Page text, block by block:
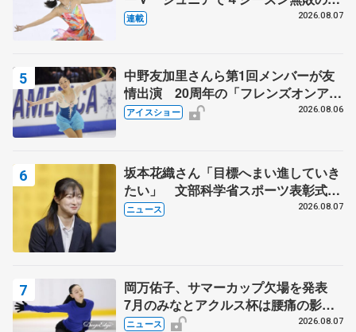
田麻央
連載 2026.08.07
中野友加里さんら第1回メンバーが友
情出演 20周年の「フレンズオンアイ
ス」 宮本賢二さん、有川梨絵さん、
アイスショー 2026.08.06
坂本花織さん「目標へまい進していき
たい」 文部科学省スポーツ表彰式で
代表謝辞
ニュース 2026.08.07
岡万佑子、サマーカップ欠場を発表
7月のみなとアクルス杯は腰痛の影響
で
ニュース 2026.08.07